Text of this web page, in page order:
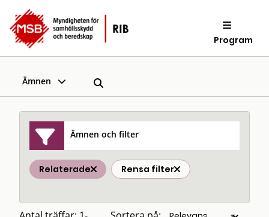
Program
Ämnen
Ämnen och filter
Relaterade Rensa filter